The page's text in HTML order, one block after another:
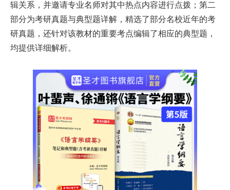
辑关系，并邀请专业名师对其中热点内容进行点拨；第二
部分为考研真题与典型题详解，精选了部分名校近年的考
研真题，还针对该教材的重要考点编辑了相应的典型题，
均提供详细解析。